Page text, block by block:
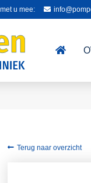
u mee:
Terug naar overzicht